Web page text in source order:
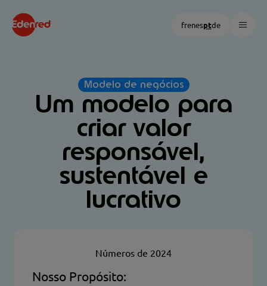
frenesptde MENU
Modelo de negócios
Um modelo para
criar valor
responsável,
sustentável e
lucrativo
Números de 2024
Nosso Propósito: